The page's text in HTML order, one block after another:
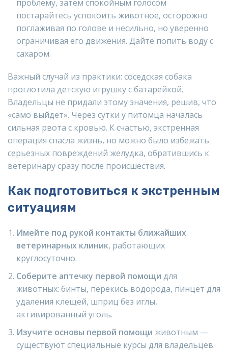
проблему, затем спокойным голосом
постарайтесь успокоить животное, осторожно
поглаживая по голове и несильно, но уверенно
ограничивая его движения. Дайте попить воду с
сахаром.
Важный случай из практики: соседская собака
проглотила детскую игрушку с батарейкой.
Владельцы не придали этому значения, решив, что
«само выйдет». Через сутки у питомца началась
сильная рвота с кровью. К счастью, экстренная
операция спасла жизнь, но можно было избежать
серьезных повреждений желудка, обратившись к
ветеринару сразу после происшествия.
Как подготовиться к экстренным
ситуациям
Имейте под рукой контакты ближайших
ветеринарных клиник, работающих
круглосуточно.
Соберите аптечку первой помощи для
животных: бинты, перекись водорода, пинцет для
удаления клещей, шприц без иглы,
активированный уголь.
Изучите основы первой помощи животным —
существуют специальные курсы для владельцев.